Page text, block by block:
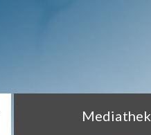
Mediathek